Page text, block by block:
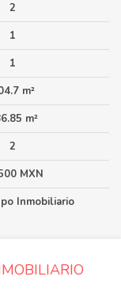
2
1
1
m²
m²
2
MXN
Inmobiliario